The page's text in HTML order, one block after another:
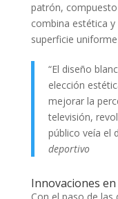
patrón,
combina estética
superficie
“El diseño
elección
mejorar la
televisión,
público veía el
deportivo
Innovaciones